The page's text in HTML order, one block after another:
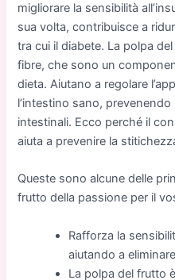
migliorare la sensibilità
sua volta, contribuisce a
tra cui il diabete. La polpa
fibre, che sono un
dieta. Aiutano a regolare
l’intestino sano,
intestinali. Ecco perché il
aiuta a prevenire la
Queste sono alcune delle
frutto della passione per il
Rafforza la
aiutando a
La polpa del frutto